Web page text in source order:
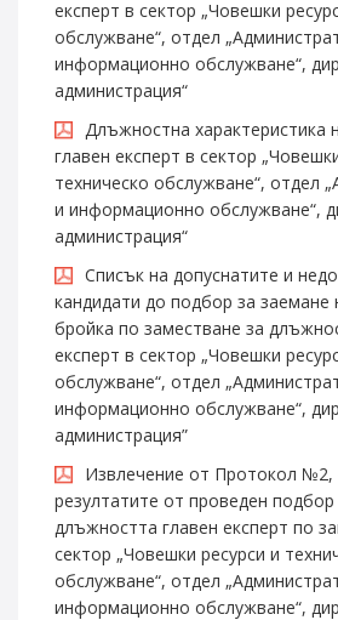
експерт в сектор „Човешки
обслужване“, отдел
информационно обслужване“,
администрация“
Длъжностна характеристика
главен експерт в сектор
техническо обслужване“, отдел
и информационно обслужване“,
администрация“
Списък на допуснатите и
кандидати до подбор за заемане
бройка по заместване за
експерт в сектор „Човешки
обслужване“, отдел
информационно обслужване“,
администрация”
Извлечение от Протокол
резултатите от проведен
длъжността главен експерт по
сектор „Човешки ресурси и
обслужване“, отдел
информационно обслужване“,